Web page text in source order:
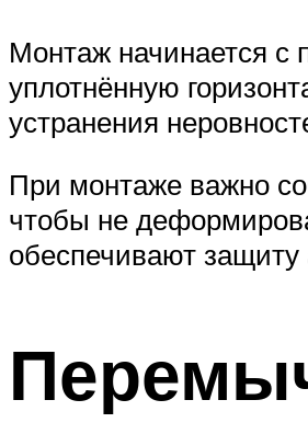
Монтаж начинается с
уплотнённую
устранения
При монтаже важно
чтобы не
обеспечивают защиту